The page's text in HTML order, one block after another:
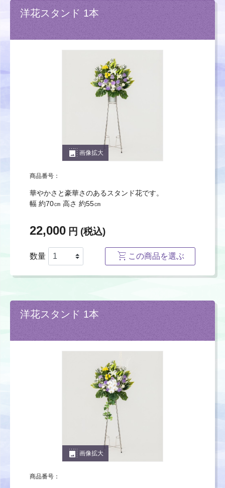
洋花スタンド 1本
photo_size_select_large 画像拡大
商品番号：
華やかさと豪華さのあるスタンド花です。
幅 約70㎝ 高さ 約55㎝
22,000 円 (税込)
数量 この商品を選ぶ
洋花スタンド 1本
photo_size_select_large 画像拡大
商品番号：